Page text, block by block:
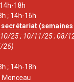
18h
; 14h-16h
secrétariat
25 ; 10/11/25 ; 08/
26)
; 14h-18h
Monceau